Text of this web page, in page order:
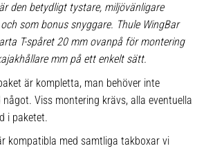
den betydligt tystare, miljövänligare
som bonus snyggare. Thule WingBar
T-spåret 20 mm ovanpå för montering
mm på ett enkelt sätt.
är kompletta, man behöver inte
Viss montering krävs, alla eventuella
i paketet.
kompatibla med samtliga takboxar vi